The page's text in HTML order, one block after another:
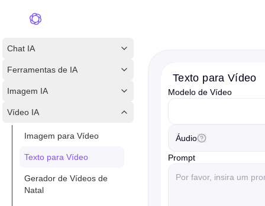
Chat IA
Ferramentas de IA
Imagem IA
Vídeo IA
Imagem para Vídeo
Texto para Vídeo
Gerador de Vídeos de
Natal
Texto para Vídeo
Modelo de Vídeo
Áudio
Prompt